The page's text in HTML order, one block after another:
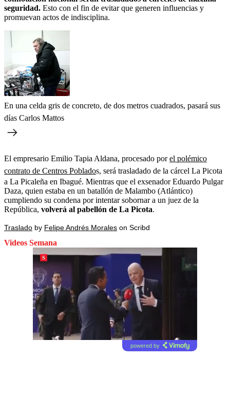
seguridad. Esto con el fin de evitar que generen influencias y
promuevan actos de indisciplina.
En una celda gris de concreto, de dos metros cuadrados, pasará sus
días Carlos Mattos
El empresario Emilio Tapia Aldana, procesado porel polémico
contrato de Centros Poblados, será trasladado de la cárcel La Picota
a La Picaleña en Ibagué. Mientras que el exsenador Eduardo Pulgar
Daza, quien estaba en un batallón de Malambo (Atlántico)
cumpliendo su condena por intentar sobornar a un juez de la
República, volverá al pabellón de La Picota.
Traslado by Felipe Andrés Morales on Scribd
Videos Semana
powered by